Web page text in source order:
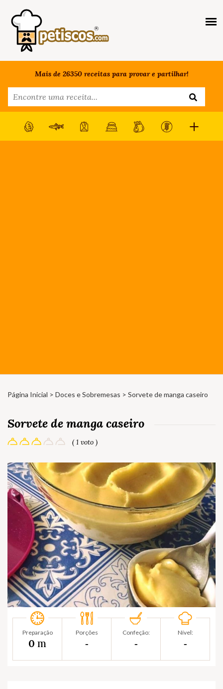
Mais de 26350 receitas para provar e partilhar!
Página Inicial > Doces e Sobremesas > Sorvete de manga caseiro
Sorvete de manga caseiro
( 1 voto )
Preparação
0 m
Porções
‐
Confeção:
‐
Nível:
‐